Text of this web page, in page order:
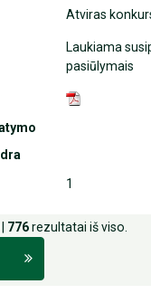
Atviras
Laukiama
pasiūlymais
1
776rezultatai iš viso.